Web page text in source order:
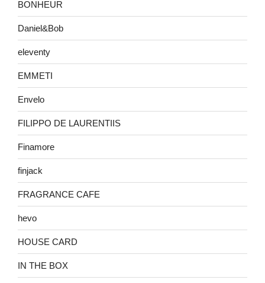
BONHEUR
Daniel&Bob
eleventy
EMMETI
Envelo
FILIPPO DE LAURENTIIS
Finamore
finjack
FRAGRANCE CAFE
hevo
HOUSE CARD
IN THE BOX